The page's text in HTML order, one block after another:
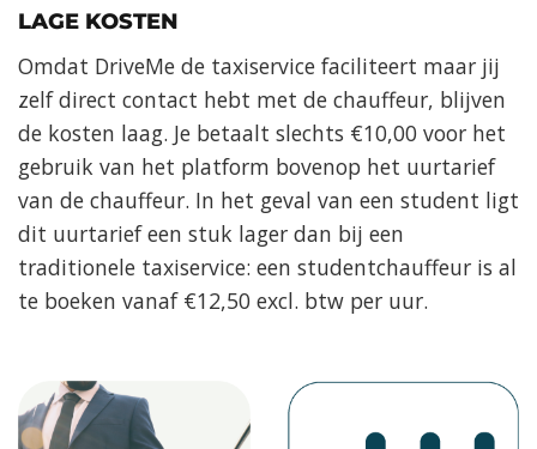
LAGE KOSTEN
Omdat DriveMe de taxiservice faciliteert maar jij
zelf direct contact hebt met de chauffeur, blijven
de kosten laag. Je betaalt slechts €10,00 voor het
gebruik van het platform bovenop het uurtarief
van de chauffeur. In het geval van een student ligt
dit uurtarief een stuk lager dan bij een
traditionele taxiservice: een studentchauffeur is al
te boeken vanaf €12,50 excl. btw per uur.